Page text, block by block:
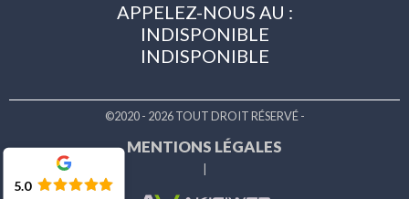
APPELEZ-NOUS AU :
INDISPONIBLE
INDISPONIBLE
©2020 - 2026 TOUT DROIT RÉSERVÉ -
MENTIONS LÉGALES
5.0